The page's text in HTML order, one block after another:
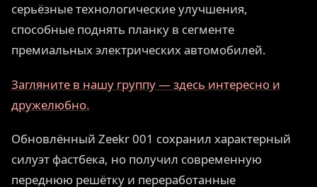
серьёзные технологические улучшения,
способные поднять планку в сегменте
премиальных электрических автомобилей.
Загляните в нашу группу — здесь интересно и
дружелюбно.
Обновлённый Zeekr 001 сохранил характерный
силуэт фастбека, но получил современную
переднюю решётку и переработанные